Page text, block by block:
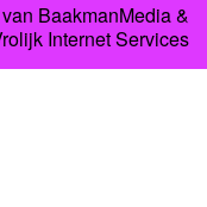
BaakmanMedia&
Internet Services